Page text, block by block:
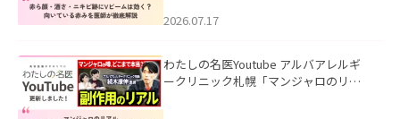
した。
2026.07.17
わたしの名医Youtube アルバアレルギ
ークリニック札幌「マンジャロのリア